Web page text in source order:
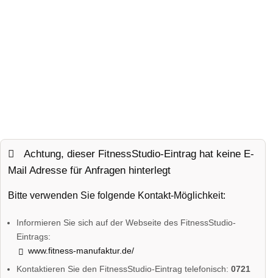
Achtung, dieser FitnessStudio-Eintrag hat keine E-
Mail Adresse für Anfragen hinterlegt
Bitte verwenden Sie folgende Kontakt-Möglichkeit:
Informieren Sie sich auf der Webseite des FitnessStudio-
Eintrags:
www.fitness-manufaktur.de/
Kontaktieren Sie den FitnessStudio-Eintrag telefonisch:0721